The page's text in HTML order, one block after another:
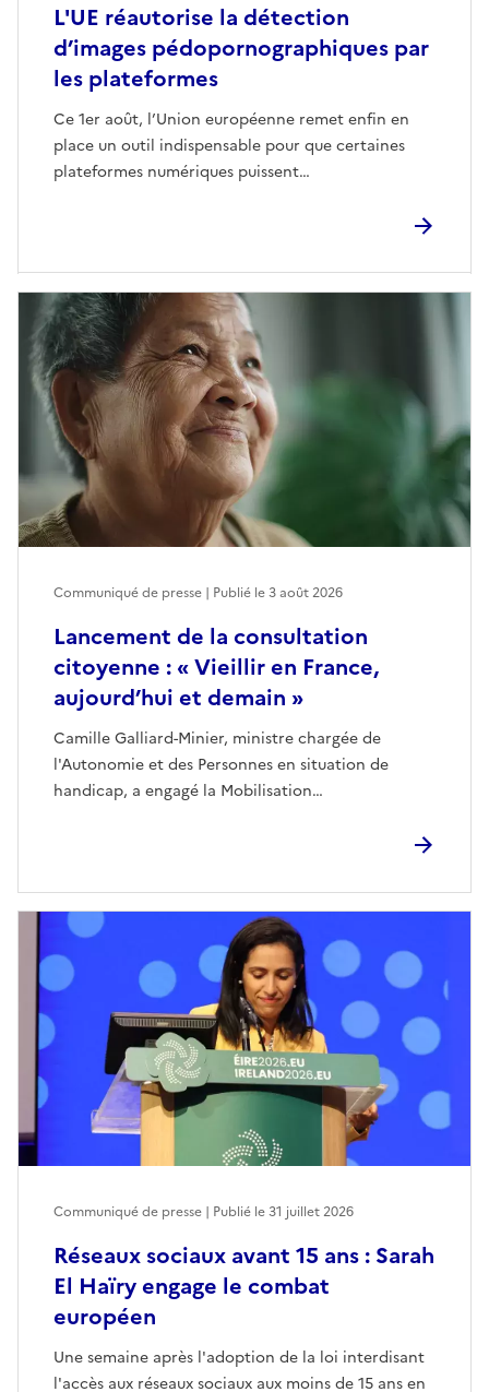
L'UE réautorise la détection
d’images pédopornographiques par
les plateformes
Ce 1er août, l’Union européenne remet enfin en
place un outil indispensable pour que certaines
plateformes numériques puissent…
Lancement de la consultation
citoyenne : « Vieillir en France,
aujourd’hui et demain »
Camille Galliard-Minier, ministre chargée de
l'Autonomie et des Personnes en situation de
handicap, a engagé la Mobilisation…
Communiqué de presse | Publié le3 août 2026
Réseaux sociaux avant 15 ans : Sarah
El Haïry engage le combat
européen
Une semaine après l'adoption de la loi interdisant
l'accès aux réseaux sociaux aux moins de 15 ans en
Communiqué de presse | Publié le31 juillet 2026